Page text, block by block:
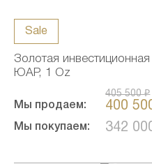
Sale
Золотая
ЮАР, 1 Oz
Мы продаем:
405 500 ₽
400
Мы покупаем: 342